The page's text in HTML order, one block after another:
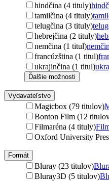
hindčina (4 tituly)
tamilčina (4 tituly)
telugčina (3 tituly)
hebrejčina (2 tituly)
nemčina (1 titul)
francúzština (1 titul)
ukrajinčina (1 titul)
Ďalšie možnosti
Vydavateľstvo
Magicbox (79 titulov)
Bonton Film (12
Filmaréna (4 tituly)
Oxford University
Formát
Bluray (23 titulov)
Bluray3D (5 titulov)